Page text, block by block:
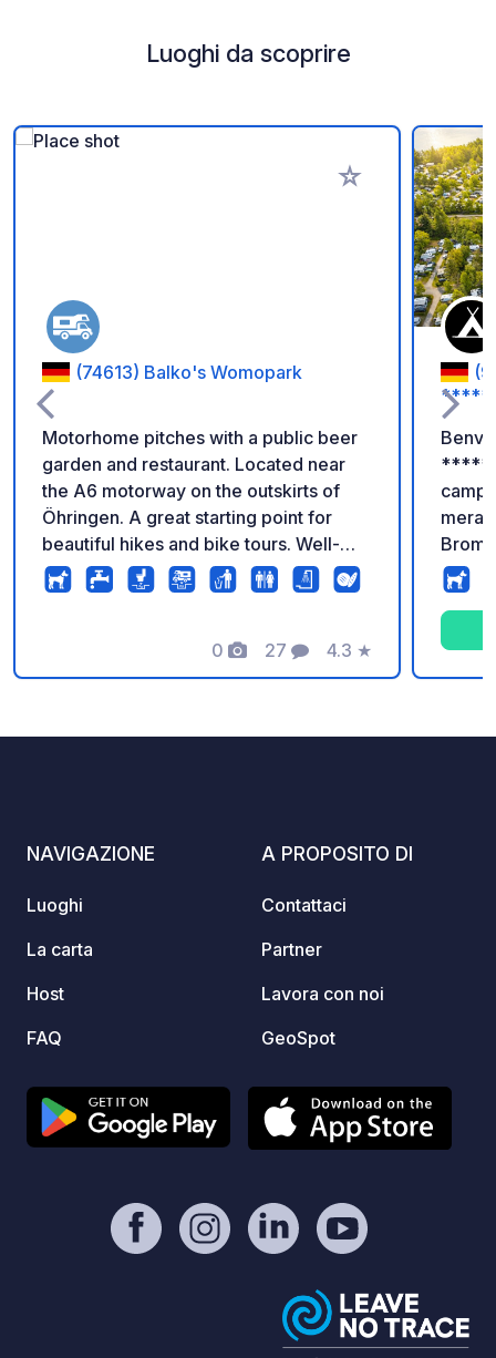
Luoghi da scoprire
Aggiungi ai tuoi
(74613) Balko's Womopark
Motorhome pitches with a public beer
garden and restaurant. Located near
the A6 motorway on the outskirts of
Öhringen. A great starting point for
beautiful hikes and bike tours. Well-
maintained pitches with electrical
hookups and a waste disposal/refill
including toilets; showers can be
booked separately.
0
Foto
27
Commenti
4.3
Valutazione
★
*****
*****
famiglie
per i
vela e
NAVIGAZIONE
Luoghi
La carta
Host
FAQ
A PROPOSITO DI
Contattaci
Partner
Lavora con noi
GeoSpot